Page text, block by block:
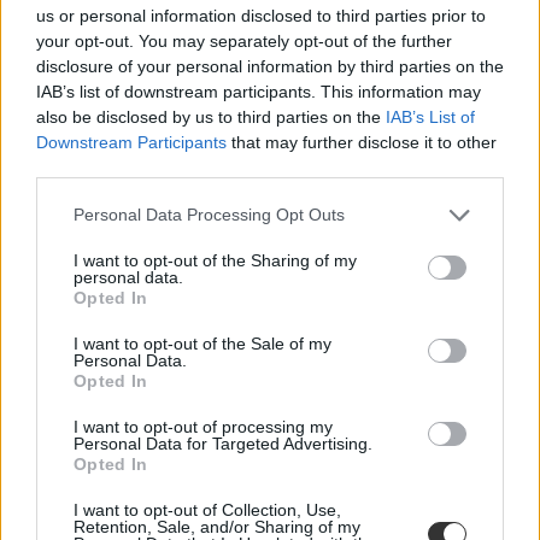
us or personal information disclosed to third parties prior to
your opt-out. You may separately opt-out of the further
disclosure of your personal information by third parties on the
IAB’s list of downstream participants. This information may
also be disclosed by us to third parties on the IAB’s List of
Downstream Participants that may further disclose it to other
Personal Data Processing Opt Outs
I want to opt-out of the Sharing of my
personal data.
Opted In
I want to opt-out of the Sale of my
Personal Data.
Opted In
I want to opt-out of processing my
Personal Data for Targeted Advertising.
Opted In
I want to opt-out of Collection, Use,
Retention, Sale, and/or Sharing of my
Radnóti Színház és a BME együttműködésében
A program különösen azoknak szól, akik szeretnék bővíteni szakmai
eszköztárukat, és olyan módszereket keresnek, amelyek a tanulók
aktív részvételére, felelősségvállalására és együttműködésére
építenek.
Felnőttképzés
Az ingyenestől a több százezer forintosig lehet
válogatni pedagógus-továbbképzésekből
Január 1-jétől átalakult a pedagógus-továbbképzés rendszere: a
tartalmakkal és szabályokkal. Megnéztük, milyen képzések közül
válogathatnak a pedagógusok, és mennyibe kerülhet mindez.
Gál Luca